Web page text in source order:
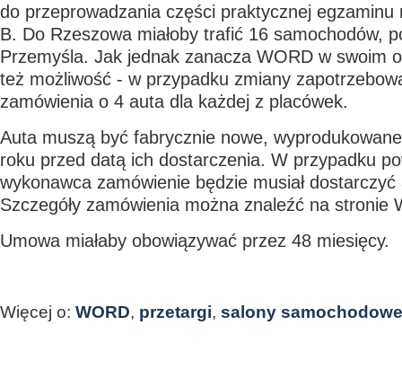
do przeprowadzania części praktycznej egzaminu
B. Do Rzeszowa miałoby trafić 16 samochodów,
Przemyśla. Jak jednak zanacza WORD w swoim
też możliwość - w przypadku zmiany
zamówienia o 4 auta dla każdej z placówek.
Auta muszą być fabrycznie nowe,
roku przed datą ich dostarczenia. W przypadku
wykonawca zamówienie będzie musiał
Szczegóły zamówienia można znaleźć na stronie
Umowa miałaby obowiązywać przez 48 miesięcy.
Więcej o: WORD, przetargi, salony samochodowe